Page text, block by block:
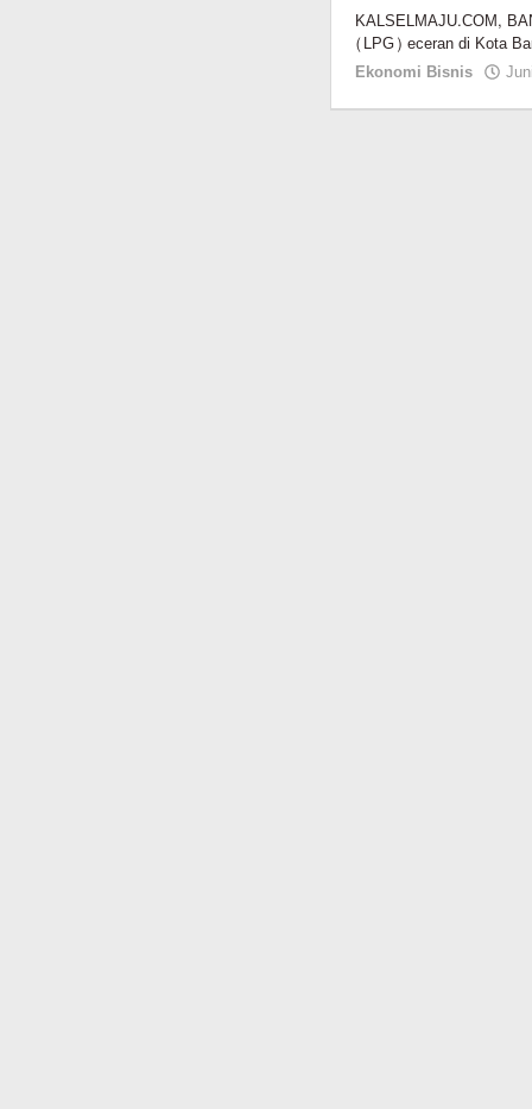
KALSELMAJU.COM,
(LPG) eceran di Kota
Ekonomi Bisnis